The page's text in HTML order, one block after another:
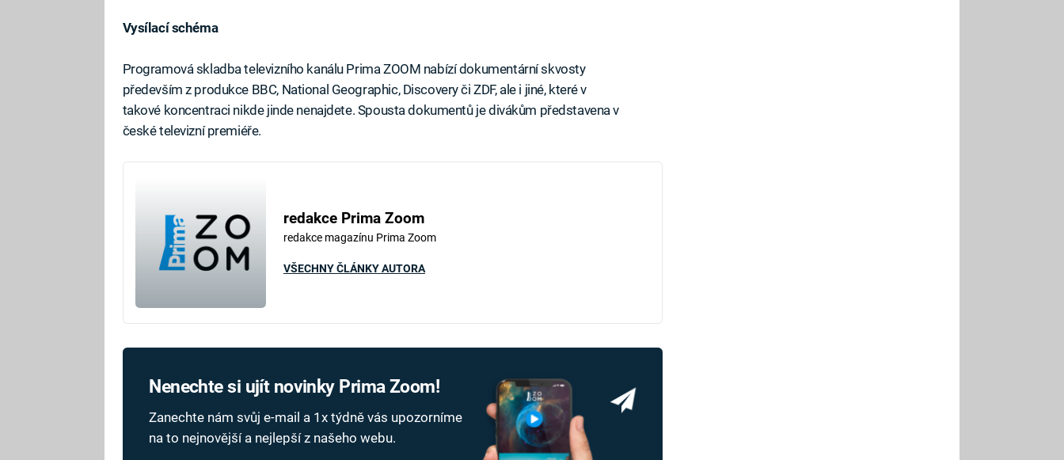
Vysílací schéma
Programová skladba televizního kanálu Prima ZOOM nabízí dokumentární skvosty
především z produkce BBC, National Geographic, Discovery či ZDF, ale i jiné, které v
takové koncentraci nikde jinde nenajdete. Spousta dokumentů je divákům představena v
české televizní premiéře.
redakce Prima Zoom
redakce magazínu Prima Zoom
VŠECHNY ČLÁNKY AUTORA
Nenechte si ujít novinky Prima Zoom!
Zanechte nám svůj e-mail a 1x týdně vás upozorníme
na to nejnovější a nejlepší z našeho webu.